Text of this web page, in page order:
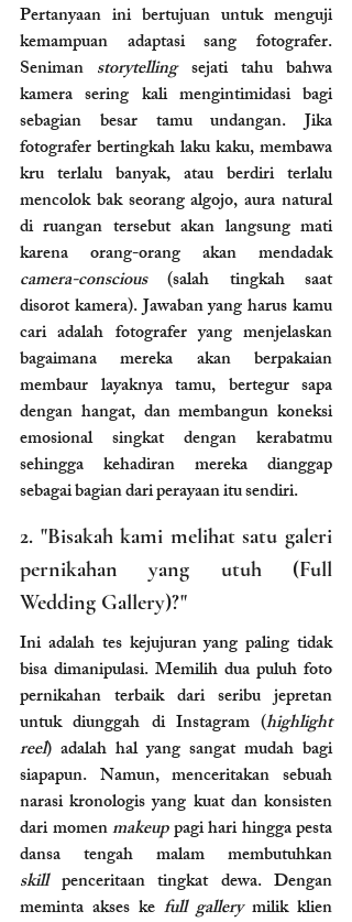
Pertanyaan ini bertujuan untuk menguji
kemampuan adaptasi sang fotografer.
Seniman storytelling sejati tahu bahwa
kamera sering kali mengintimidasi bagi
sebagian besar tamu undangan. Jika
fotografer bertingkah laku kaku, membawa
kru terlalu banyak, atau berdiri terlalu
mencolok bak seorang algojo, aura natural
di ruangan tersebut akan langsung mati
karena orang-orang akan mendadak
camera-conscious (salah tingkah saat
disorot kamera). Jawaban yang harus kamu
cari adalah fotografer yang menjelaskan
bagaimana mereka akan berpakaian
membaur layaknya tamu, bertegur sapa
dengan hangat, dan membangun koneksi
emosional singkat dengan kerabatmu
sehingga kehadiran mereka dianggap
sebagai bagian dari perayaan itu sendiri.
2. "Bisakah kami melihat satu galeri
pernikahan yang utuh (Full
Wedding Gallery)?"
Ini adalah tes kejujuran yang paling tidak
bisa dimanipulasi. Memilih dua puluh foto
pernikahan terbaik dari seribu jepretan
untuk diunggah di Instagram (highlight
reel) adalah hal yang sangat mudah bagi
siapapun. Namun, menceritakan sebuah
narasi kronologis yang kuat dan konsisten
dari momen makeup pagi hari hingga pesta
skill penceritaan tingkat dewa. Dengan
meminta akses ke full gallery milik klien